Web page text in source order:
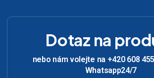
Dotaz na
nebo nám volejte na +420 608
Whatsapp24/7